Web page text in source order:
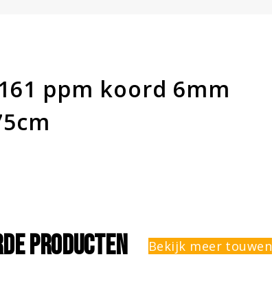
ppm koord 6mm
producten Bekijk meer touwen